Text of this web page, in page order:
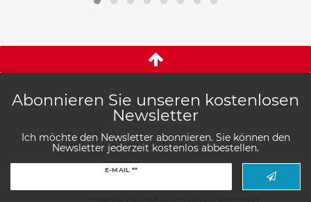
Abonnieren Sie unseren kostenlosen
Newsletter
Ich möchte den Newsletter abonnieren. Sie können den
Newsletter jederzeit kostenlos abbestellen.
E-MAIL **